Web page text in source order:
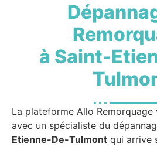
à Saint-
La plateforme Allo
avec un spécialiste du
Etienne-De-Tulmont qui arrive